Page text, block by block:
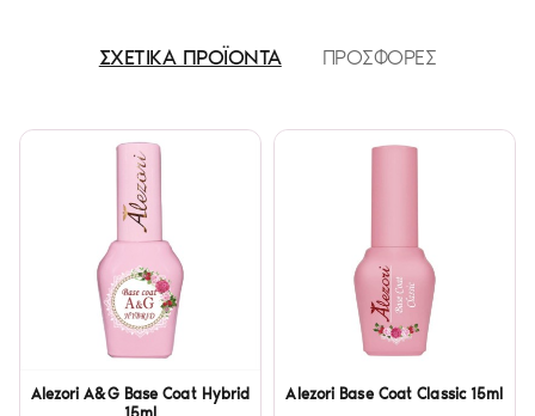
ΣΧΕΤΙΚΑ ΠΡΟΪΟΝΤΑ ΠΡΟΣΦΟΡΕΣ
Alezori A&G Base Coat Hybrid
Alezori Base Coat Classic 15ml